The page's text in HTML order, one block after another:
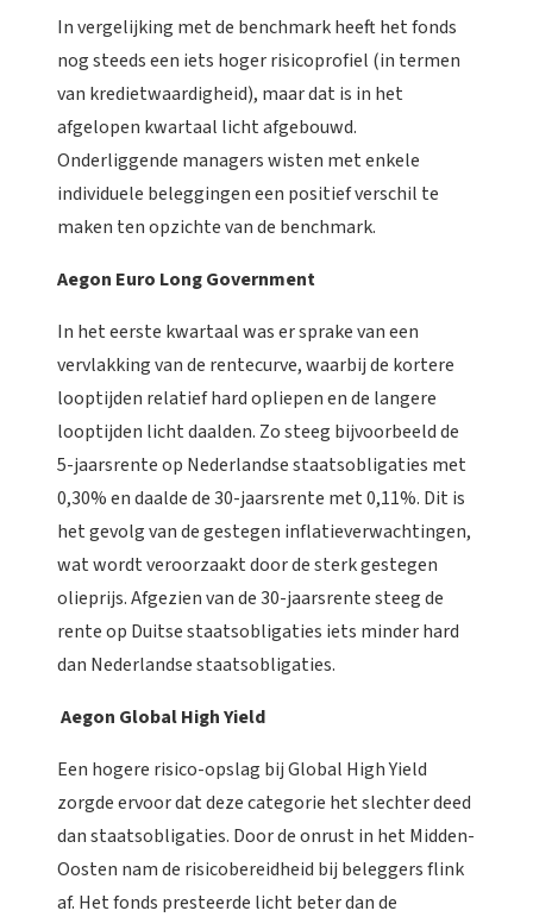
In vergelijking met de benchmark heeft het fonds
nog steeds een iets hoger risicoprofiel (in termen
van kredietwaardigheid), maar dat is in het
afgelopen kwartaal licht afgebouwd.
Onderliggende managers wisten met enkele
individuele beleggingen een positief verschil te
maken ten opzichte van de benchmark.
Aegon Euro Long Government
In het eerste kwartaal was er sprake van een
vervlakking van de rentecurve, waarbij de kortere
looptijden relatief hard opliepen en de langere
looptijden licht daalden. Zo steeg bijvoorbeeld de
5-jaarsrente op Nederlandse staatsobligaties met
0,30% en daalde de 30-jaarsrente met 0,11%. Dit is
het gevolg van de gestegen inflatieverwachtingen,
wat wordt veroorzaakt door de sterk gestegen
olieprijs. Afgezien van de 30-jaarsrente steeg de
rente op Duitse staatsobligaties iets minder hard
dan Nederlandse staatsobligaties.
Aegon Global High Yield
Een hogere risico-opslag bij Global High Yield
zorgde ervoor dat deze categorie het slechter deed
dan staatsobligaties. Door de onrust in het Midden-
Oosten nam de risicobereidheid bij beleggers flink
af. Het fonds presteerde licht beter dan de